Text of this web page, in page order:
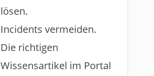
lösen.
Incidents vermeiden.
Die richtigen
Wissensartikel im Portal